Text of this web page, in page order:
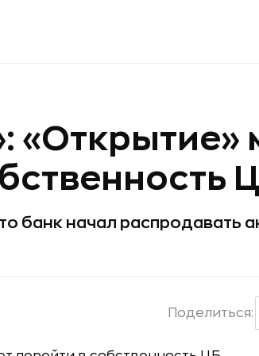
«Открытие»
банк начал распродавать
Поделиться: